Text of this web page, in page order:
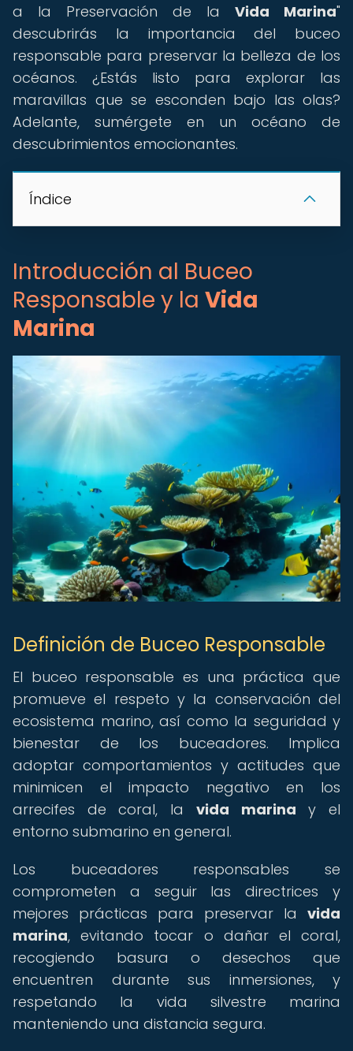
a la Preservación de la Vida Marina"
descubrirás la importancia del buceo
responsable para preservar la belleza de los
océanos. ¿Estás listo para explorar las
maravillas que se esconden bajo las olas?
Adelante, sumérgete en un océano de
descubrimientos emocionantes.
Índice
Introducción al Buceo
Responsable y la Vida
Marina
Definición de Buceo Responsable
El buceo responsable es una práctica que
promueve el respeto y la conservación del
ecosistema marino, así como la seguridad y
bienestar de los buceadores. Implica
adoptar comportamientos y actitudes que
minimicen el impacto negativo en los
arrecifes de coral, la vida marina y el
entorno submarino en general.
Los buceadores responsables se
comprometen a seguir las directrices y
mejores prácticas para preservar la vida
marina, evitando tocar o dañar el coral,
recogiendo basura o desechos que
encuentren durante sus inmersiones, y
respetando la vida silvestre marina
manteniendo una distancia segura.